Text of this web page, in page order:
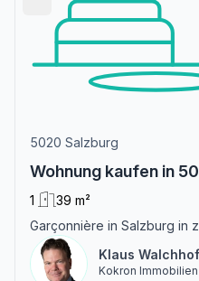
5020 Salzburg
Wohnung kaufen in
1
39 m²
Garçonnière in Salzburg in
Klaus
Kokron Immobilien